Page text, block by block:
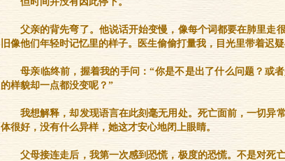
父亲的背先弯了。他说话开始变慢，像每个词都要在肺里走
旧像他们年轻时记忆里的样子。医生偷偷打量我，目光里带着迟疑
母亲临终前，握着我的手问：“你是不是出了什么问题？或
的样貌却一点都没变呢？”
我想解释，却发现语言在此刻毫无用处。死亡面前，一切异
体很好，没有什么异样，她这才安心地闭上眼睛。
父母接连走后，我第一次感到恐慌，极度的恐慌。不是对死